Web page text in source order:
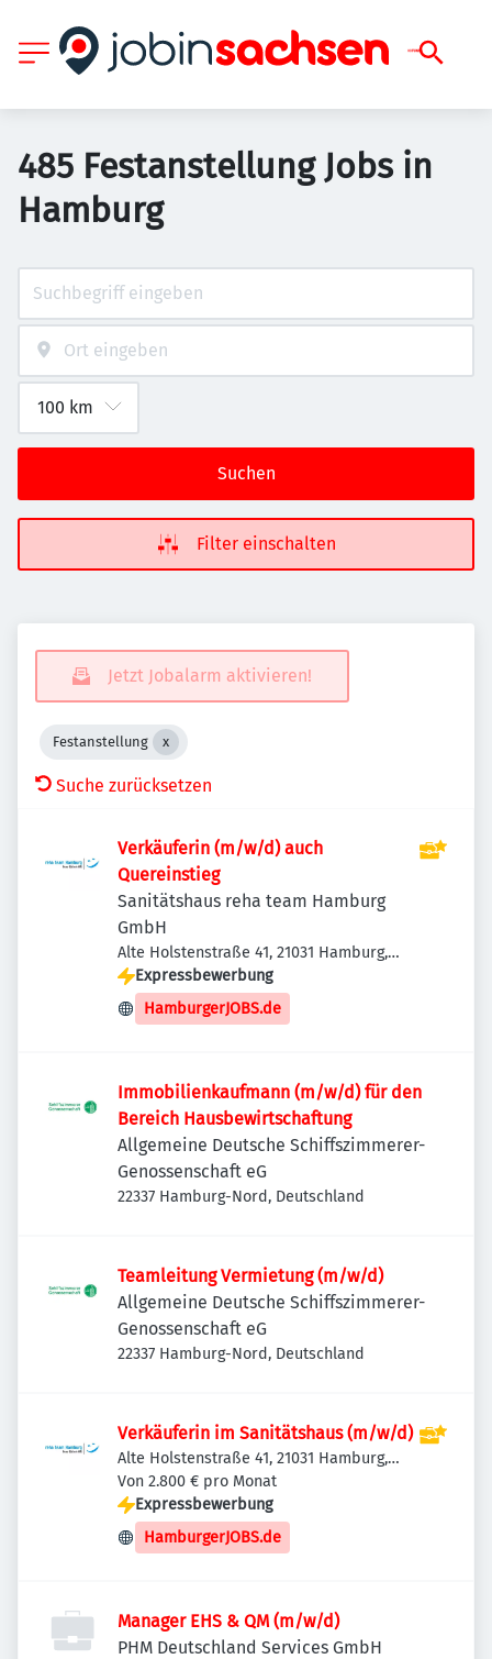
485 Festanstellung Jobs in
Hamburg
Suchen
Filter einschalten
Jetzt Jobalarm aktivieren!
Festanstellung
Suche zurücksetzen
Verkäuferin (m/w/d) auch
Quereinstieg
Sanitätshaus reha team Hamburg
GmbH
Alte Holstenstraße 41, 21031 Hamburg,
Deutschland
Expressbewerbung
HamburgerJOBS.de
Immobilienkaufmann (m/w/d) für den
Bereich Hausbewirtschaftung
Allgemeine Deutsche Schiffszimmerer-
Genossenschaft eG
22337 Hamburg-Nord, Deutschland
Teamleitung Vermietung (m/w/d)
Allgemeine Deutsche Schiffszimmerer-
Genossenschaft eG
22337 Hamburg-Nord, Deutschland
Verkäuferin im Sanitätshaus (m/w/d)
Alte Holstenstraße 41, 21031 Hamburg,
Deutschland
Von 2.800 € pro Monat
Expressbewerbung
HamburgerJOBS.de
Manager EHS & QM (m/w/d)
PHM Deutschland Services GmbH